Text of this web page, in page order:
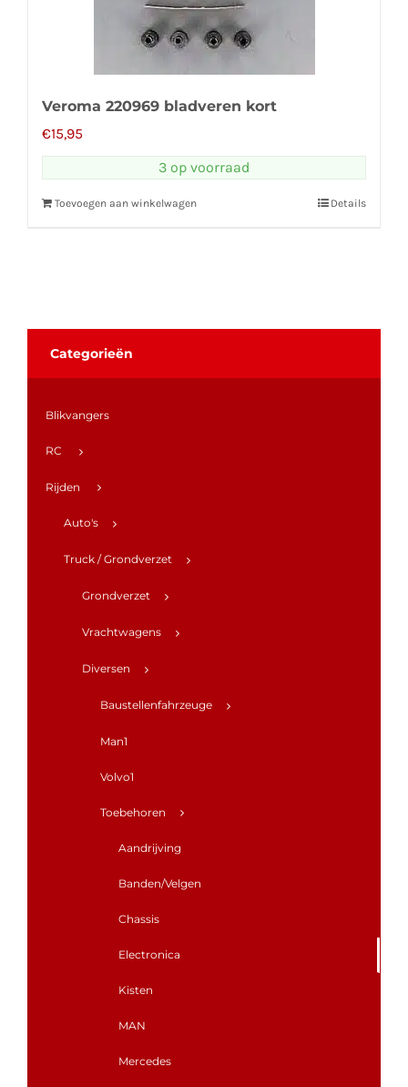
Veroma 220969 bladveren kort
€15,95
3 op voorraad
Toevoegen aan winkelwagen Details
Categorieën
Blikvangers
RC
Rijden
Auto's
Truck / Grondverzet
Grondverzet
Vrachtwagens
Diversen
Baustellenfahrzeuge
Man1
Volvo1
Toebehoren
Aandrijving
Banden/Velgen
Chassis
Electronica
Kisten
MAN
Mercedes